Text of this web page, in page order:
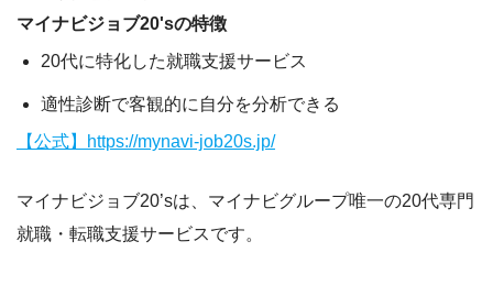
マイナビジョブ20'sの特徴
20代に特化した就職支援サービス
適性診断で客観的に自分を分析できる
【公式】https://mynavi-job20s.jp/
マイナビジョブ20’sは、マイナビグループ唯一の20代専門
就職・転職支援サービスです。